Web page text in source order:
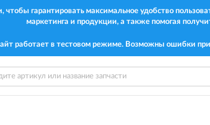
гарантировать максимальное удобство
маркетинга и продукции, а также помогая
работает в тестовом режиме. Возможны ошибки